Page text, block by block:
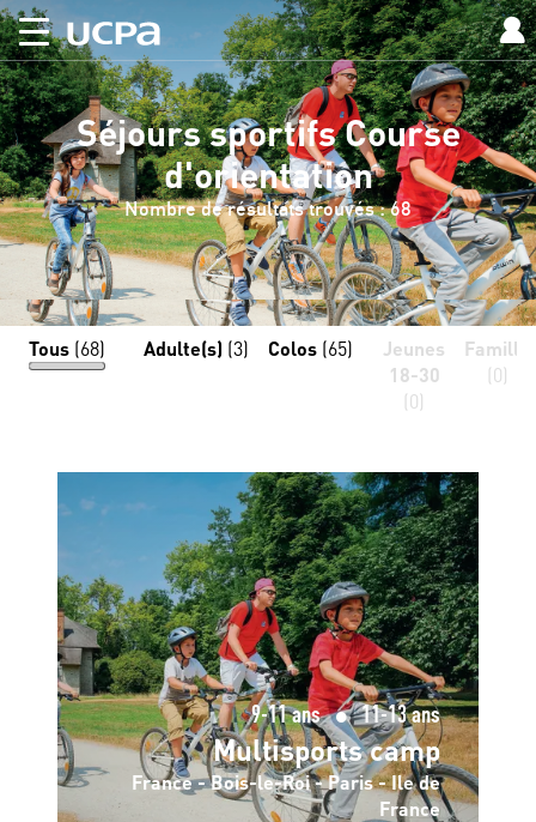
Séjours sportifs Course
d'orientation
Nombre de résultats trouvés : 68
Tous (68) Adulte(s) (3) Colos (65)
Jeunes
18-30
(0)
Famille
(0)
9-11 ans 11-13 ans
Multisports camp
France - Bois-le-Roi - Paris - Ile de
France